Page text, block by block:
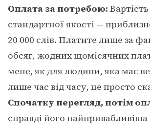
Оплата за потребою:
стандартної якості —
20 000 слів. Платите лише за
обсяг, жодних щомісячних
мене, як для людини, яка має
лише час від часу, це просто
Спочатку перегляд, потім
справді його найпривабливіша